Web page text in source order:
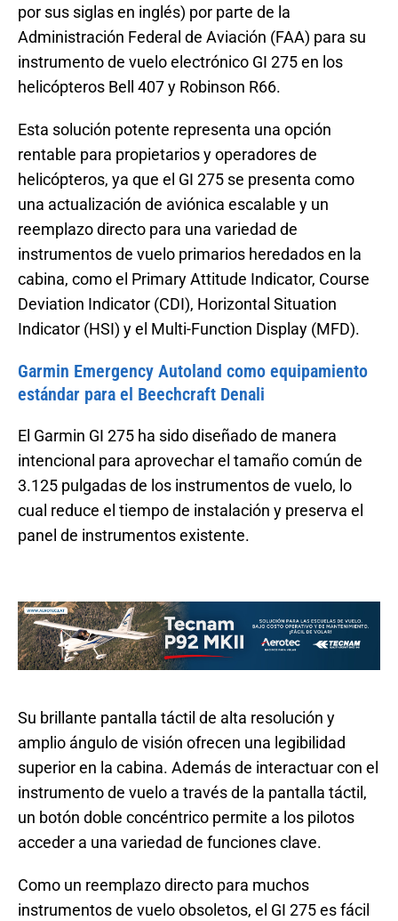
por sus siglas en inglés) por parte de la
Administración Federal de Aviación (FAA) para su
instrumento de vuelo electrónico GI 275 en los
helicópteros Bell 407 y Robinson R66.
Esta solución potente representa una opción
rentable para propietarios y operadores de
helicópteros, ya que el GI 275 se presenta como
una actualización de aviónica escalable y un
reemplazo directo para una variedad de
instrumentos de vuelo primarios heredados en la
cabina, como el Primary Attitude Indicator, Course
Deviation Indicator (CDI), Horizontal Situation
Indicator (HSI) y el Multi-Function Display (MFD).
Garmin Emergency Autoland como equipamiento
estándar para el Beechcraft Denali
El Garmin GI 275 ha sido diseñado de manera
intencional para aprovechar el tamaño común de
3.125 pulgadas de los instrumentos de vuelo, lo
cual reduce el tiempo de instalación y preserva el
panel de instrumentos existente.
Su brillante pantalla táctil de alta resolución y
amplio ángulo de visión ofrecen una legibilidad
superior en la cabina. Además de interactuar con el
instrumento de vuelo a través de la pantalla táctil,
un botón doble concéntrico permite a los pilotos
acceder a una variedad de funciones clave.
Como un reemplazo directo para muchos
instrumentos de vuelo obsoletos, el GI 275 es fácil